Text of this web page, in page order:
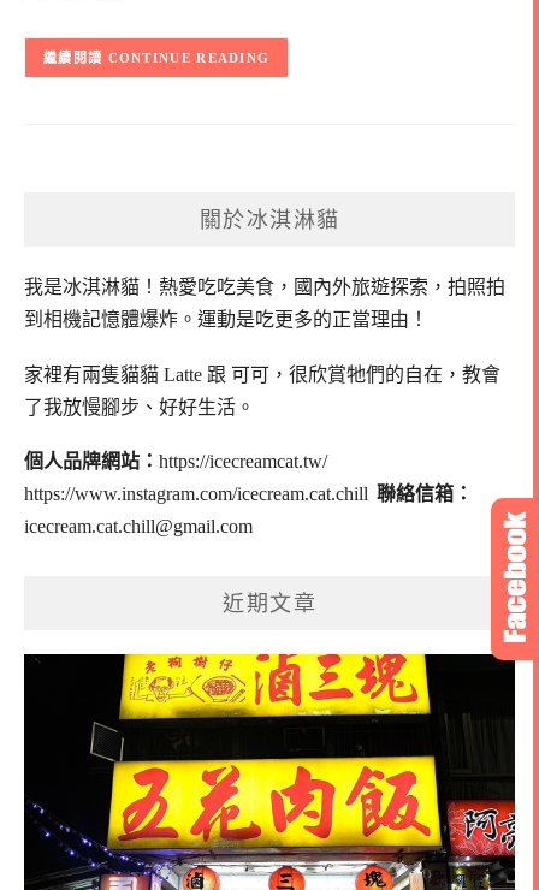
CONTINUE READING
關於冰淇淋貓
我是冰淇淋貓！ 熱愛吃吃美食，國內外旅遊探索，拍照拍
到相機記憶體爆炸。 運動是吃更多的正當理由！
家裡有兩隻貓貓 Latte 跟 可可， 很欣賞牠們的自在，教會
了我放慢腳步、好好生活。
個人品牌網站： https://icecreamcat.tw/
https://www.instagram.com/icecream.cat.chill 聯絡信箱：
icecream.cat.chill@gmail.com
近期文章